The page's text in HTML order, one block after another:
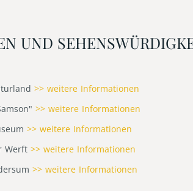
UND
>> weitere Informationen
>> weitere Informationen
>> weitere Informationen
Werft >> weitere Informationen
>> weitere Informationen